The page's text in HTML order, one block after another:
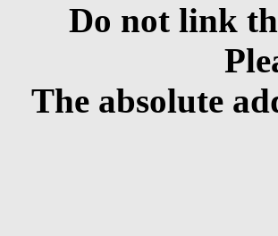
Do not link
The absolute